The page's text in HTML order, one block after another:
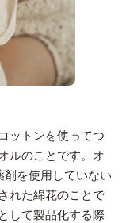
ットンを使ってつ
ルのことです。オ
を使用していない
れた綿花のことで
して製品化する際